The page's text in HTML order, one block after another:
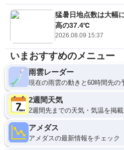
猛暑日地点数は大幅
高の37.4℃
2026.08.09 15:37
いまおすすめのメニュー
雨雲レーダー
現在の雨雲の動きと60時間先の
2週間天気
2週間先までの天気・気温を掲載
アメダス
アメダスの最新情報をチェック